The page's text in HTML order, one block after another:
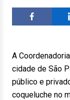
A
cidade de São
público e
coqueluche no